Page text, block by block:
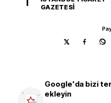
İ
GAZETESI
Google'da bizi
ekleyin